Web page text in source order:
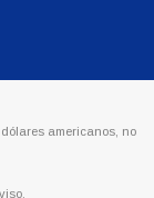
americanos, no